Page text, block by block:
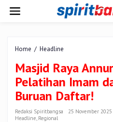
Home / Headline
Annur
Riau
akan
Gelar
Imam
Masjid Raya
Pelatihan Imam
Buruan Daftar!
Redaksi Spiritbangsa
25 November 2025
Headline, Regional